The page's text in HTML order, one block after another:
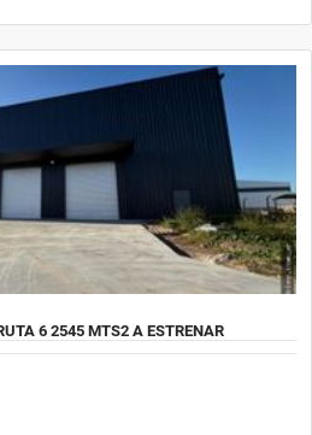
6 2545 MTS2 A ESTRENAR